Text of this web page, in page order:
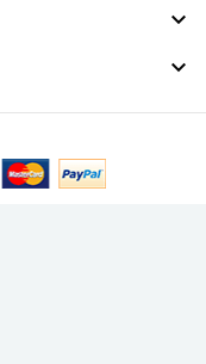

